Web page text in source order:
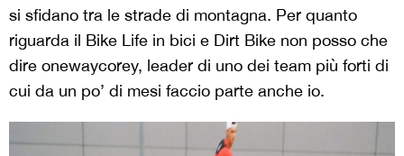
si sfidano tra le strade di montagna. Per quanto
riguarda il Bike Life in bici e Dirt Bike non posso che
dire onewaycorey, leader di uno dei team più forti di
cui da un po’ di mesi faccio parte anche io.